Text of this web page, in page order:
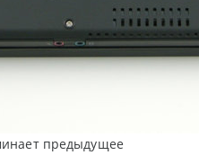
предыдущее